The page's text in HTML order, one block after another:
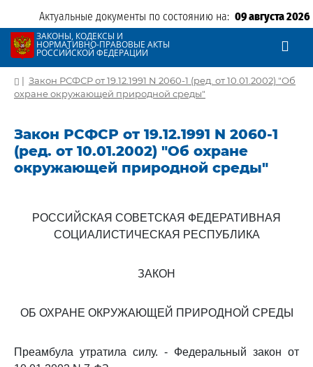
Актуальные документы по состоянию на: 09 августа 2026
ЗАКОНЫ, КОДЕКСЫ И
НОРМАТИВНО-ПРАВОВЫЕ АКТЫ
РОССИЙСКОЙ ФЕДЕРАЦИИ
| Закон РСФСР от 19.12.1991 N 2060-1 (ред. от 10.01.2002) "Об
охране окружающей природной среды"
Закон РСФСР от 19.12.1991 N 2060-1
(ред. от 10.01.2002) "Об охране
окружающей природной среды"
РОССИЙСКАЯ СОВЕТСКАЯ ФЕДЕРАТИВНАЯ
СОЦИАЛИСТИЧЕСКАЯ РЕСПУБЛИКА
ЗАКОН
ОБ ОХРАНЕ ОКРУЖАЮЩЕЙ ПРИРОДНОЙ СРЕДЫ
Преамбула утратила силу. - Федеральный закон от